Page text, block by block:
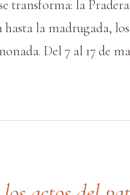
transforma: la
la madrugada,
Del 7 al 17 de